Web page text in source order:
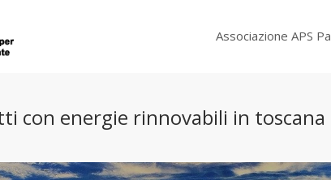
Associazione APS
con energie rinnovabili in toscana